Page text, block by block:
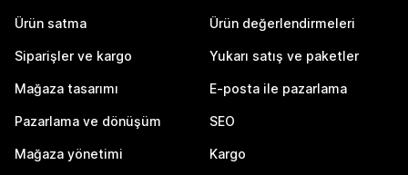
Ürün satma
Siparişler ve kargo
Mağaza tasarımı
Pazarlama ve dönüşüm
Mağaza yönetimi
Ürün değerlendirmeleri
Yukarı satış ve paketler
E-posta ile pazarlama
SEO
Kargo